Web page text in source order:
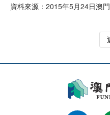
資料來源：2015年5月24日澳